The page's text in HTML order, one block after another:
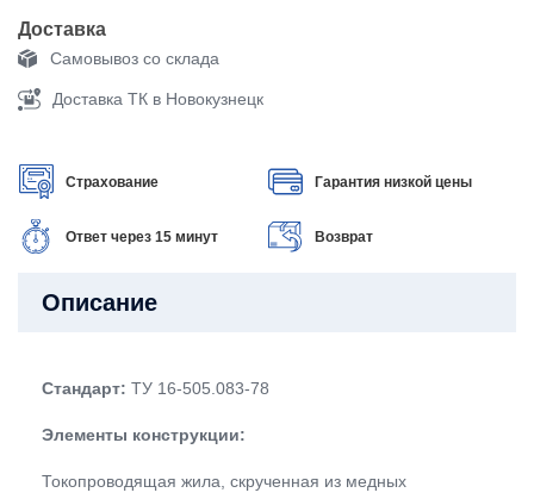
Доставка
Самовывоз со склада
Доставка ТК в Новокузнецк
Страхование Гарантия низкой цены
Ответ через 15 минут Возврат
Описание
Стандарт: ТУ 16-505.083-78
Элементы конструкции:
Токопроводящая жила, скрученная из медных